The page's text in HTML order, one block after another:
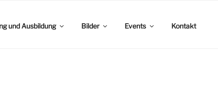
und Ausbildung Bilder Events Kontakt